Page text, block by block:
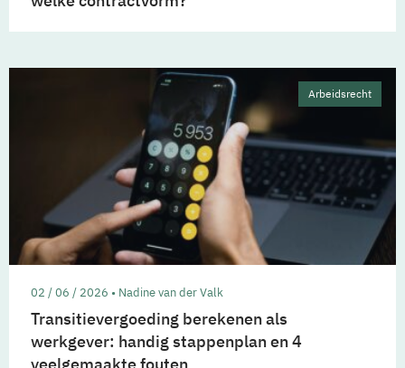
Arbeidsrecht
02 / 06 / 2026 • Nadine van der Valk
Transitievergoeding berekenen als
werkgever: handig stappenplan en 4